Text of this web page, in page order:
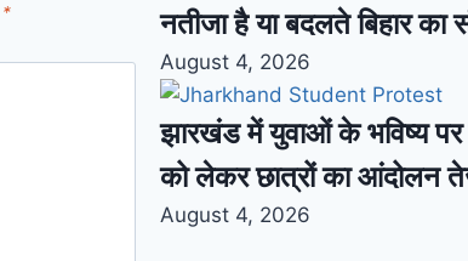
*
नतीजा है या बदलते बिहार
August 4, 2026
झारखंड में युवाओं के भविष्य पर
को लेकर छात्रों का आंदोलन
August 4, 2026